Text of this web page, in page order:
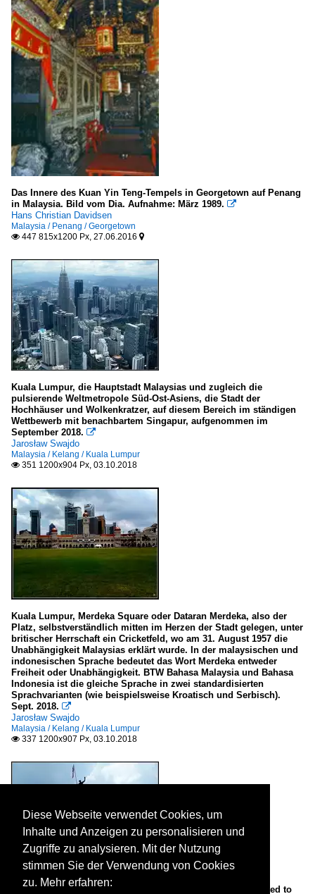
Das Innere des Kuan Yin Teng-Tempels in Georgetown auf Penang
in Malaysia. Bild vom Dia. Aufnahme: März 1989. 
Hans Christian Davidsen
Malaysia / Penang / Georgetown
 447 815x1200 Px, 27.06.2016 
Kuala Lumpur, die Hauptstadt Malaysias und zugleich die
pulsierende Weltmetropole Süd-Ost-Asiens, die Stadt der
Hochhäuser und Wolkenkratzer, auf diesem Bereich im ständigen
Wettbewerb mit benachbartem Singapur, aufgenommen im
September 2018. 
Jarosław Swajdo
Malaysia / Kelang / Kuala Lumpur
 351 1200x904 Px, 03.10.2018
Kuala Lumpur, Merdeka Square oder Dataran Merdeka, also der
Platz, selbstverständlich mitten im Herzen der Stadt gelegen, unter
britischer Herrschaft ein Cricketfeld, wo am 31. August 1957 die
Unabhängigkeit Malaysias erklärt wurde. In der malaysischen und
indonesischen Sprache bedeutet das Wort Merdeka entweder
Freiheit oder Unabhängigkeit. BTW Bahasa Malaysia und Bahasa
Indonesia ist die gleiche Sprache in zwei standardisierten
Sprachvarianten (wie beispielsweise Kroatisch und Serbisch).
Sept. 2018. 
Jarosław Swajdo
Malaysia / Kelang / Kuala Lumpur
 337 1200x907 Px, 03.10.2018
Kuala Lumpur, National Monument or Tugu Negara, dedicated to
Diese Webseite verwendet Cookies, um
Inhalte und Anzeigen zu personalisieren und
Zugriffe zu analysieren. Mit der Nutzung
stimmen Sie der Verwendung von Cookies
zu. Mehr erfahren: